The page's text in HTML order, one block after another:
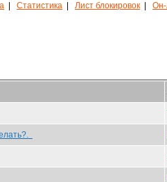
Статистика Лист блокировок Он-